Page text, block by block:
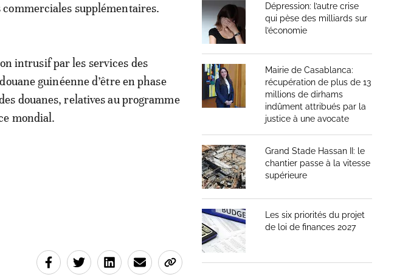
supplémentaires.
intrusif par les services des
guinéenne d’être en phase
douanes, relatives au programme
mondial.
Dépression: l’autre crise
qui pèse des milliards sur
l’économie
Mairie de Casablanca:
récupération de plus de 13
millions de dirhams
indûment attribués par la
justice à une avocate
Grand Stade Hassan II: le
chantier passe à la vitesse
supérieure
Les six priorités du projet
de loi de finances 2027